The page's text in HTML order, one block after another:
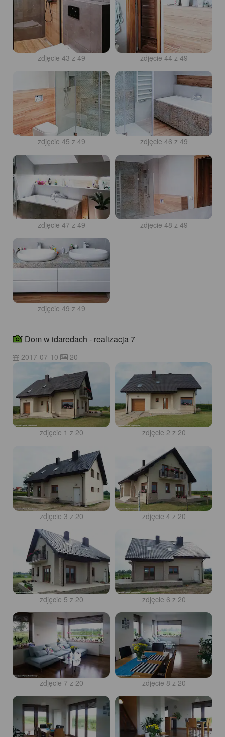
zdjęcie 43 z 49 zdjęcie 44 z 49
zdjęcie 45 z 49 zdjęcie 46 z 49
zdjęcie 47 z 49 zdjęcie 48 z 49
zdjęcie 49 z 49
Dom w idaredach - realizacja 7
2017-07-10 20
zdjęcie 1 z 20 zdjęcie 2 z 20
zdjęcie 3 z 20 zdjęcie 4 z 20
zdjęcie 5 z 20 zdjęcie 6 z 20
zdjęcie 7 z 20 zdjęcie 8 z 20